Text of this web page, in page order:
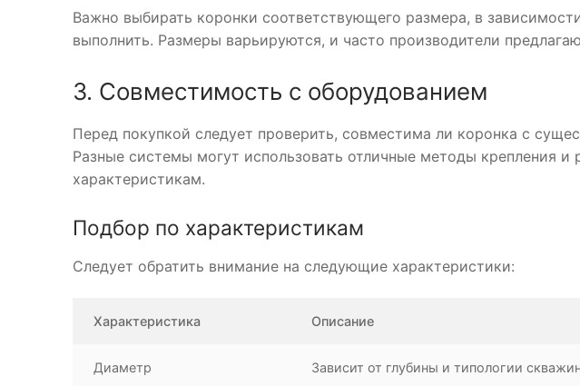
Важно выбирать коронки соответствующего размера, в
выполнить. Размеры варьируются, и часто производители
3. Совместимость с оборудованием
Перед покупкой следует проверить, совместима ли коронка с
Разные системы могут использовать отличные методы крепления и
характеристикам.
Подбор по характеристикам
Следует обратить внимание на следующие характеристики:
Характеристика Описание
Диаметр Зависит от глубины и типологии